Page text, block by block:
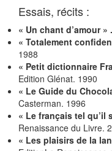
Essais, récits :
« Un chant d’amour » .
« Totalement
1988
« Petit dictionnaire
Edition Glénat. 1990
« Le Guide du
Casterman. 1996
« Le français tel qu’il
Renaissance du Livre.
« Les plaisirs de la